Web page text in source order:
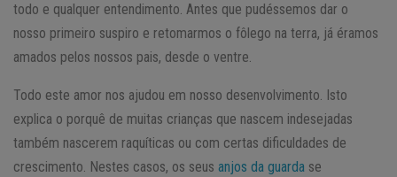
todo e qualquer entendimento. Antes que pudéssemos dar o
nosso primeiro suspiro e retomarmos o fôlego na terra, já éramos
amados pelos nossos pais, desde o ventre.
Todo este amor nos ajudou em nosso desenvolvimento. Isto
explica o porquê de muitas crianças que nascem indesejadas
também nascerem raquíticas ou com certas dificuldades de
crescimento. Nestes casos, os seus anjos da guarda se